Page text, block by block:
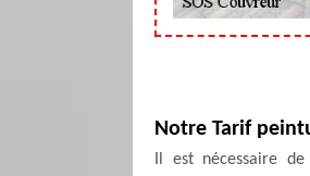
Notre Tarif
Il est nécessaire